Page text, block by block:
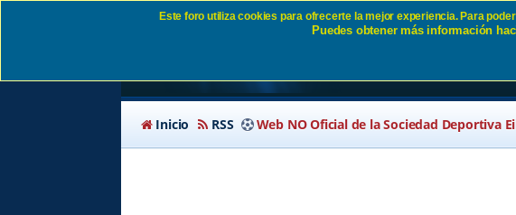
Borrar todas las cookies del
Inicio RSS Web NO Oficial de la Sociedad Deportiva
Este foro utiliza cookies para ofrecerte la mejor experiencia. Para
Puedes obtener más información